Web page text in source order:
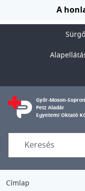
Ugrás a tartalomra
A
Győr-Moson-
Petz Aladár
Egyetemi Oktató
Címlap